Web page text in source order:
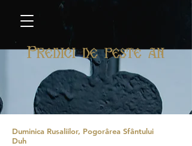
Predici de peste an
Duminica Rusaliilor, Pogorârea Sfântului
Duh